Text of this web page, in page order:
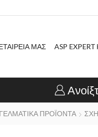
ΜΑΣ ASP
ΠΡΟΪΟΝΤΑ